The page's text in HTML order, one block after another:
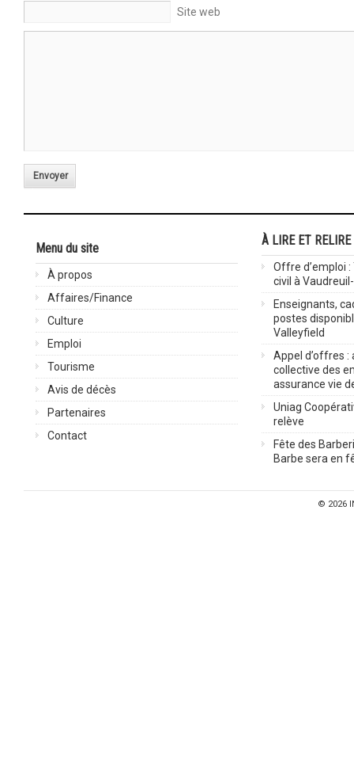
Site web
Envoyer
Menu du site
À propos
Affaires/Finance
Culture
Emploi
Tourisme
Avis de décès
Partenaires
Contact
À LIRE ET RELIRE
Offre d’emploi
civil à
Enseignants,
postes
Valleyfield
Appel d’offres :
collective des
assurance vie
Uniag
relève
Fête des
Barbe sera en
© 2026